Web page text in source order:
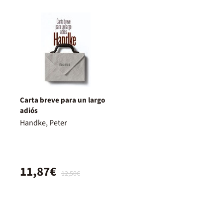
Carta breve para un largo
adiós
Handke, Peter
12,50€
11,87€